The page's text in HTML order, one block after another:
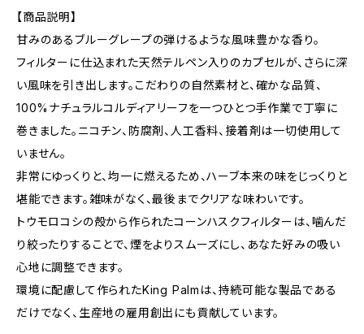
【商品説明】
甘みのあるブルーグレープの弾けるような風味豊かな香り。
フィルターに仕込まれた天然テルペン入りのカプセルが、さらに深
い風味を引き出します。こだわりの自然素材と、確かな品質、
100%ナチュラルコルディアリーフを一つひとつ手作業で丁寧に
巻きました。ニコチン、防腐剤、人工香料、接着剤は一切使用して
いません。
非常にゆっくりと、均一に燃えるため、ハーブ本来の味をじっくりと
堪能できます。雑味がなく、最後までクリアな味わいです。
トウモロコシの殻から作られたコーンハスクフィルターは、噛んだ
り絞ったりすることで、煙をよりスムーズにし、あなた好みの吸い
心地に調整できます。
環境に配慮して作られたKing Palmは、持続可能な製品である
だけでなく、生産地の雇用創出にも貢献しています。